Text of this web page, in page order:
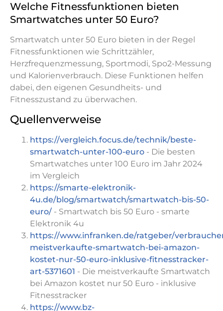
Welche Fitnessfunktionen bieten
Smartwatches unter 50 Euro?
Smartwatch unter 50 Euro bieten in der Regel
Fitnessfunktionen wie Schrittzähler,
Herzfrequenzmessung, Sportmodi, Spo2-Messung
und Kalorienverbrauch. Diese Funktionen helfen
dabei, den eigenen Gesundheits- und
Fitnesszustand zu überwachen.
Quellenverweise
https://vergleich.focus.de/technik/beste-
smartwatch-unter-100-euro - Die besten
Smartwatches unter 100 Euro im Jahr 2024
im Vergleich
https://smarte-elektronik-
4u.de/blog/smartwatch/smartwatch-bis-50-
euro/ - Smartwatch bis 50 Euro - smarte
Elektronik 4u
https://www.infranken.de/ratgeber/
meistverkaufte-smartwatch-bei-amazon-
kostet-nur-50-euro-inklusive-fitnesstracker-
art-5371601 - Die meistverkaufte Smartwatch
bei Amazon kostet nur 50 Euro - inklusive
Fitnesstracker
https://www.bz-